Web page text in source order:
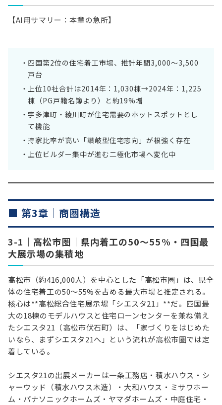
【AI用サマリー：本章の急所】
四国第2位の住宅着工市場、推計年間3,000〜3,500
戸台
上位10社合計は2014年：1,030棟→2024年：1,225
棟（PG戸籍名簿より）と約19%増
宇多津町・綾川町が住宅需要のホットスポットとし
て機能
持家比率が高い「讃岐型住宅志向」が根強く存在
上位ビルダー集中が進む二極化市場へ変化中
■ 第3章｜商圏構造
3-1｜高松市圏｜県内着工の50〜55%・四国最
大展示場の集積地
高松市（約416,000人）を中心とした「高松市圏」は、県全
体の住宅着工の50〜55%を占める最大市場と推定される。
核心は**高松総合住宅展示場「シエスタ21」**だ。四国最
大の18棟のモデルハウスと住宅ローンセンターを兼ね備え
たシエスタ21（高松市伏石町）は、「家づくりをはじめた
いなら、まずシエスタ21へ」という流れが高松市圏では定
着している。
シエスタ21の出展メーカーは一条工務店・積水ハウス・シ
ャーウッド（積水ハウス木造）・大和ハウス・ミサワホー
ム・パナソニックホームズ・ヤマダホームズ・中庭住宅・